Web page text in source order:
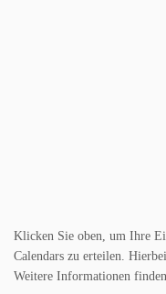
Klicken Sie oben, um Ihre
Calendars zu erteilen.
Weitere Informationen